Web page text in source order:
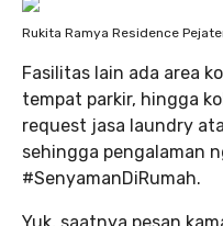
Rukita Ramya Residence
Fasilitas lain ada area
tempat parkir, hingga
request jasa laundry
sehingga pengalaman
#SenyamanDiRumah.